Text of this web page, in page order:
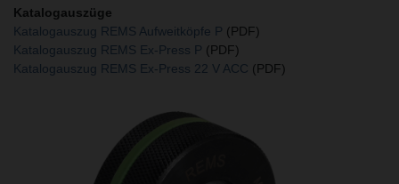
Katalogauszüge
Katalogauszug REMS Aufweitköpfe P (PDF)
Katalogauszug REMS Ex-Press P (PDF)
Katalogauszug REMS Ex-Press 22 V ACC (PDF)